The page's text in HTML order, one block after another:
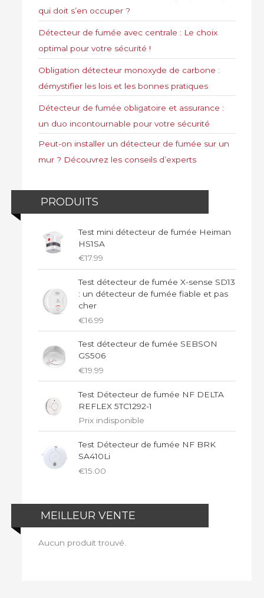
qui doit s’en occuper ?
Détecteur de fumée avec centrale : Le choix
optimal pour votre sécurité !
Obligation détecteur monoxyde de carbone :
démystifier les lois et les bonnes pratiques
Détecteur de fumée obligatoire et assurance :
un duo incontournable pour votre sécurité
Peut-on installer un détecteur de fumée sur un
mur ? Découvrez les conseils d’experts
PRODUITS
Test mini détecteur de fumée Heiman
HS1SA
€17.99
Test détecteur de fumée X-sense SD13
: un détecteur de fumée fiable et pas
cher
€16.99
Test détecteur de fumée SEBSON
GS506
€19.99
Test Détecteur de fumée NF DELTA
REFLEX 5TC1292-1
Prix indisponible
Test Détecteur de fumée NF BRK
SA410Li
€15.00
MEILLEUR VENTE
Aucun produit trouvé.